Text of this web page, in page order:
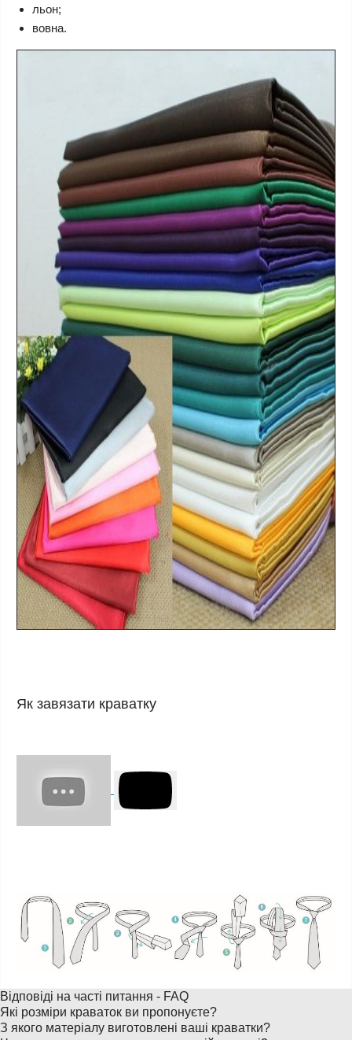
льон;
вовна.
Як завязати краватку
Відповіді на часті питання - FAQ
Які розміри краваток ви пропонуєте?
З якого матеріалу виготовлені ваші краватки?